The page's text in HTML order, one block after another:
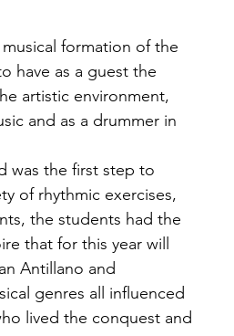
formation of the
have as a guest the
artistic environment,
and as a drummer in
was the first step to
of rhythmic exercises,
the students had the
that for this year will
Antillano and
genres all influenced
lived the conquest and